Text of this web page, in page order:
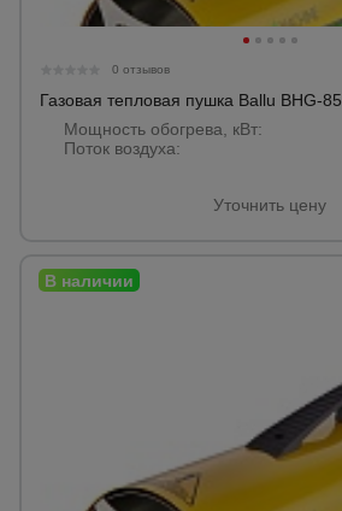
0 отзывов
Газовая тепловая пушка Ballu BHG-85
Мощность обогрева, кВт:
Поток воздуха:
Уточнить цену